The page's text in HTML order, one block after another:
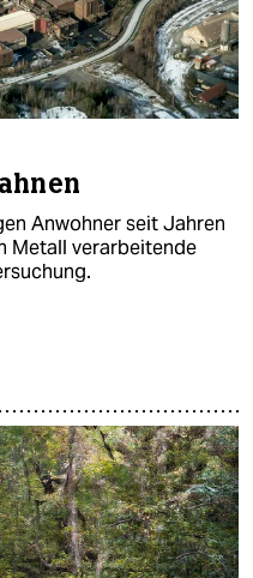
Anwohner seit Jahren
Metall verarbeitende